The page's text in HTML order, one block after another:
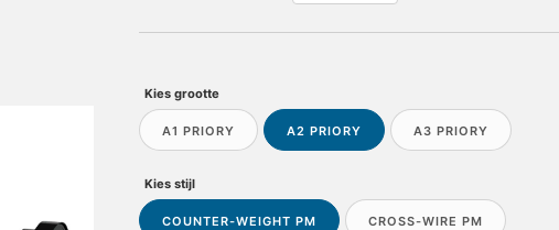
Kies grootte
A1 PRIORY A2 PRIORY A3 PRIORY
Kies stijl
COUNTER-WEIGHT PM CROSS-WIRE PM